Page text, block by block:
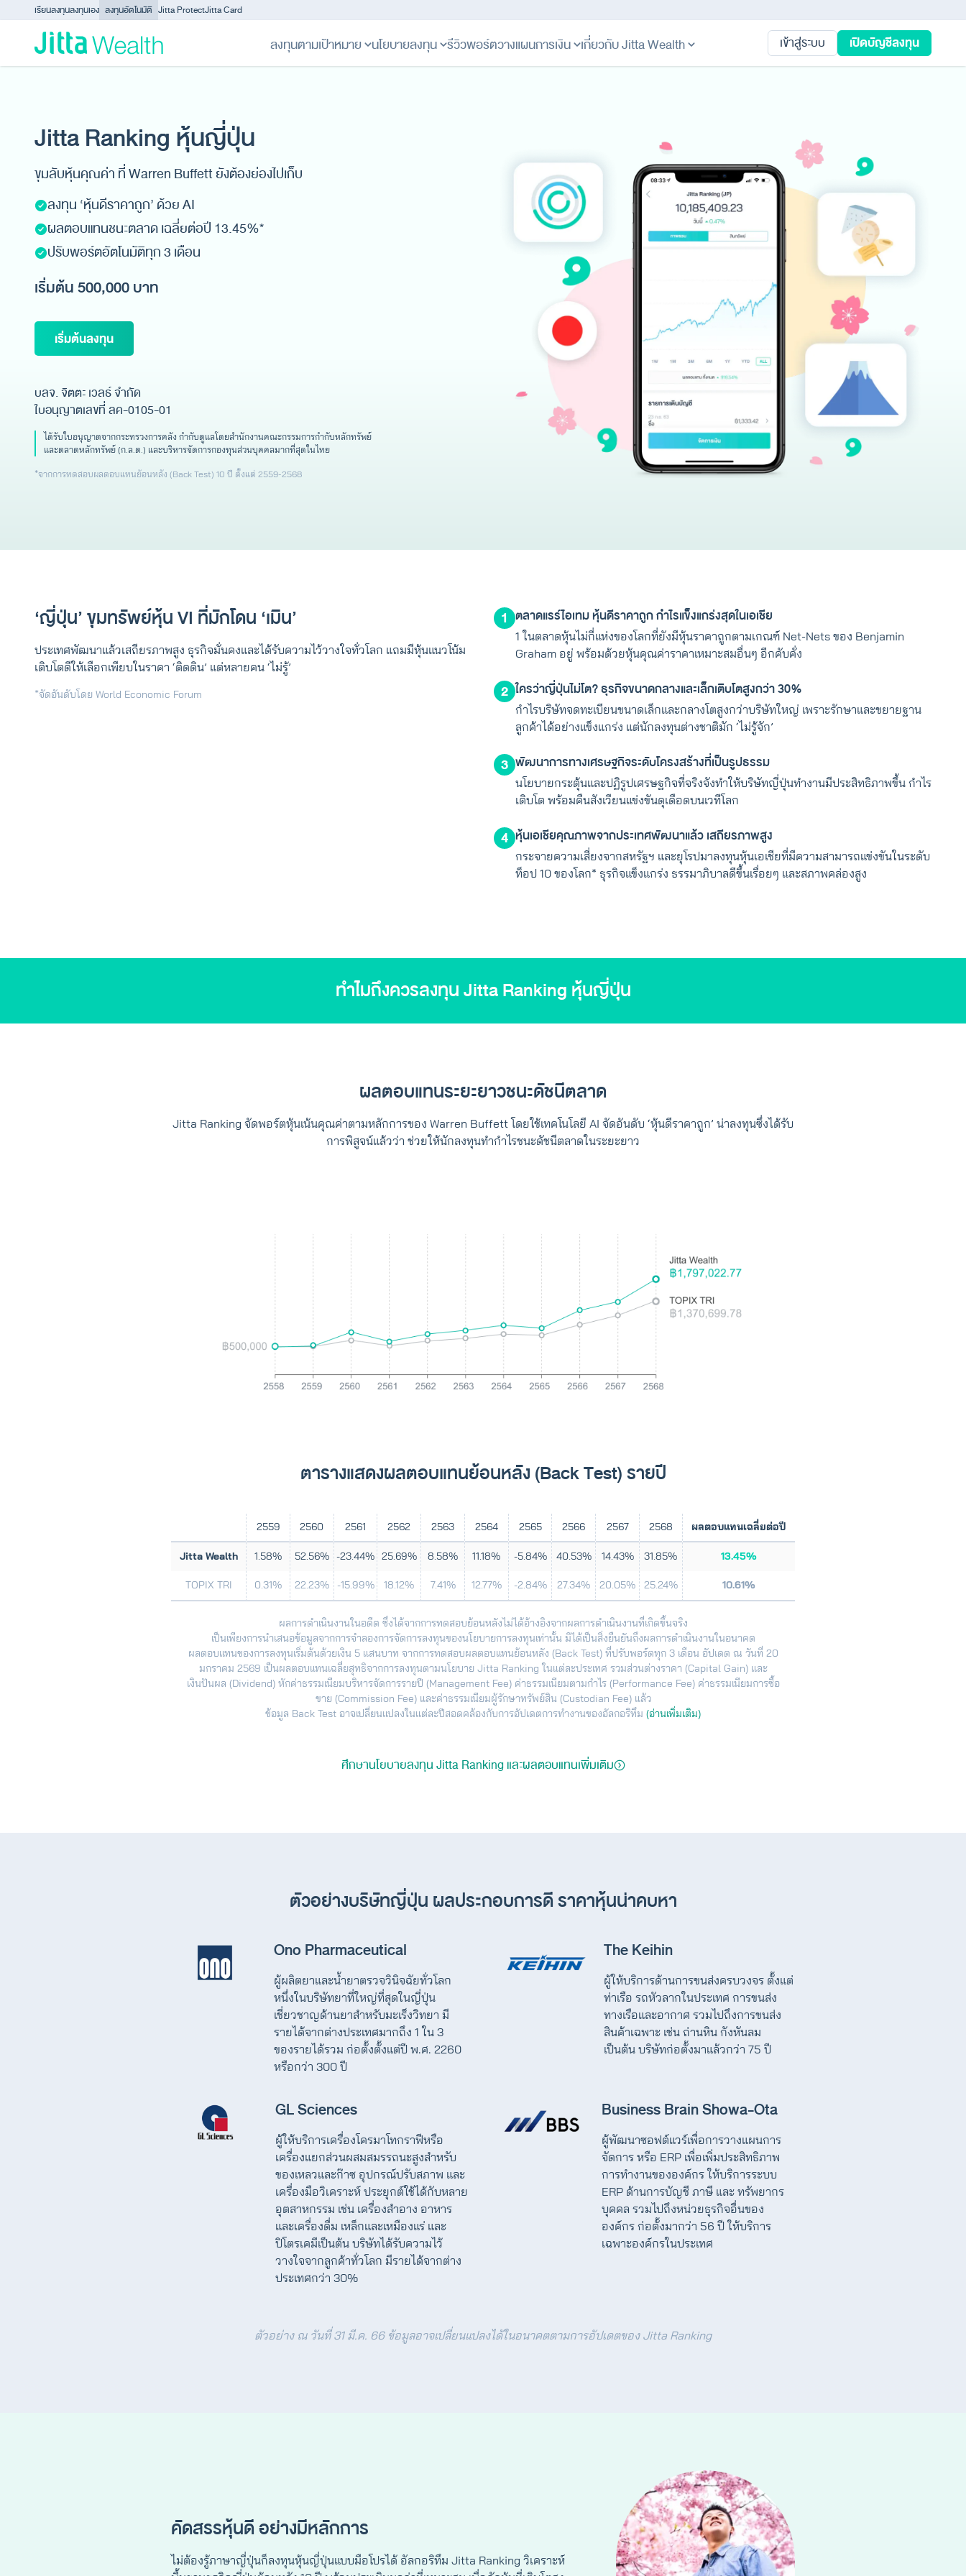
Skip to content - ข้ามไปที่เนื้อหา
เรียนลงทุนลงทุนเอง ลงทุนอัตโนมัติ Jitta ProtectJitta Card
ลงทุนตามเป้าหมาย นโยบายลงทุน รีวิวพอร์ตวางแผนการเงิน เกี่ยวกับ Jitta Wealth เข้าสู่ระบบ เปิดบัญชีลงทุน
Jitta Ranking หุ้นญี่ปุ่น
ขุมลับหุ้นคุณค่า ที่ Warren Buffett ยังต้องย่องไปเก็บ
ลงทุน ‘หุ้นดีราคาถูก’ ด้วย AI
ผลตอบแทนชนะตลาด เฉลี่ยต่อปี 13.45%*
ปรับพอร์ตอัตโนมัติทุก 3 เดือน
เริ่มต้น 500,000 บาท
เริ่มต้นลงทุน
บลจ. จิตตะ เวลธ์ จำกัด
ใบอนุญาตเลขที่ ลค-0105-01
ได้รับใบอนุญาตจากกระทรวงการคลัง กำกับดูแลโดยสำนักงานคณะกรรมการกำกับหลักทรัพย์
และตลาดหลักทรัพย์ (ก.ล.ต.) และบริหารจัดการกองทุนส่วนบุคคลมากที่สุดในไทย
*จากการทดสอบผลตอบแทนย้อนหลัง (Back Test) 10 ปี ตั้งแต่ 2559-2568
‘ญี่ปุ่น’ ขุมทรัพย์หุ้น VI ที่มักโดน ‘เมิน’
ประเทศพัฒนาแล้วเสถียรภาพสูง ธุรกิจมั่นคงและได้รับความไว้วางใจทั่วโลก แถมมีหุ้นแนวโน้ม
เติบโตดีให้เลือกเพียบในราคา ‘ติดดิน’ แต่หลายคน ‘ไม่รู้’
*จัดอันดับโดย World Economic Forum
1 ตลาดแรร์ไอเทม หุ้นดีราคาถูก กำไรแข็งแกร่งสุดในเอเชีย
1 ในตลาดหุ้นไม่กี่แห่งของโลกที่ยังมีหุ้นราคาถูกตามเกณฑ์ Net-Nets ของ Benjamin
Graham อยู่ พร้อมด้วยหุ้นคุณค่าราคาเหมาะสมอื่นๆ อีกคับคั่ง
2 ใครว่าญี่ปุ่นไม่โต? ธุรกิจขนาดกลางและเล็กเติบโตสูงกว่า 30%
กำไรบริษัทจดทะเบียนขนาดเล็กและกลางโตสูงกว่าบริษัทใหญ่ เพราะรักษาและขยายฐาน
ลูกค้าได้อย่างแข็งแกร่ง แต่นักลงทุนต่างชาติมัก ‘ไม่รู้จัก’
3 พัฒนาการทางเศรษฐกิจระดับโครงสร้างที่เป็นรูปธรรม
นโยบายกระตุ้นและปฏิรูปเศรษฐกิจที่จริงจังทำให้บริษัทญี่ปุ่นทำงานมีประสิทธิภาพขึ้น กำไร
เติบโต พร้อมคืนสังเวียนแข่งขันดุเดือดบนเวทีโลก
4 หุ้นเอเชียคุณภาพจากประเทศพัฒนาแล้ว เสถียรภาพสูง
กระจายความเสี่ยงจากสหรัฐฯ และยุโรปมาลงทุนหุ้นเอเชียที่มีความสามารถแข่งขันในระดับ
ท็อป 10 ของโลก* ธุรกิจแข็งแกร่ง ธรรมาภิบาลดีขึ้นเรื่อยๆ และสภาพคล่องสูง
ทำไมถึงควรลงทุน Jitta Ranking หุ้นญี่ปุ่น
ผลตอบแทนระยะยาวชนะดัชนีตลาด
Jitta Ranking จัดพอร์ตหุ้นเน้นคุณค่าตามหลักการของ Warren Buffett โดยใช้เทคโนโลยี AI จัดอันดับ ‘หุ้นดีราคาถูก’ น่าลงทุนซึ่งได้รับ
การพิสูจน์แล้วว่า ช่วยให้นักลงทุนทำกำไรชนะดัชนีตลาดในระยะยาว
ตารางแสดงผลตอบแทนย้อนหลัง (Back Test) รายปี
Jitta Wealth
TOPIX TRI
2559
1.58%
0.31%
2560
52.56%
22.23%
2561
-23.44%
-15.99%
2562
25.69%
18.12%
2563
8.58%
7.41%
2564
11.18%
12.77%
2565
-5.84%
-2.84%
2566
40.53%
27.34%
2567
14.43%
20.05%
2568
31.85%
25.24%
ผลตอบแทนเฉลี่ยต่อปี
13.45%
10.61%
ผลการดำเนินงานในอดีต ซึ่งได้จากการทดสอบย้อนหลังไม่ได้อ้างอิงจากผลการดำเนินงานที่เกิดขึ้นจริง
เป็นเพียงการนำเสนอข้อมูลจากการจำลองการจัดการลงทุนของนโยบายการลงทุนเท่านั้น มิได้เป็นสิ่งยืนยันถึงผลการดำเนินงานในอนาคต
ผลตอบแทนของการลงทุนเริ่มต้นด้วยเงิน 5 แสนบาท จากการทดสอบผลตอบแทนย้อนหลัง (Back Test) ที่ปรับพอร์ตทุก 3 เดือน อัปเดต ณ วันที่ 20
มกราคม 2569 เป็นผลตอบแทนเฉลี่ยสุทธิจากการลงทุนตามนโยบาย Jitta Ranking ในแต่ละประเทศ รวมส่วนต่างราคา (Capital Gain) และ
เงินปันผล (Dividend) หักค่าธรรมเนียมบริหารจัดการรายปี (Management Fee) ค่าธรรมเนียมตามกำไร (Performance Fee) ค่าธรรมเนียมการซื้อ
ขาย (Commission Fee) และค่าธรรมเนียมผู้รักษาทรัพย์สิน (Custodian Fee) แล้ว
ข้อมูล Back Test อาจเปลี่ยนแปลงในแต่ละปีสอดคล้องกับการอัปเดตการทำงานของอัลกอริทึม (อ่านเพิ่มเติม)
ศึกษานโยบายลงทุน Jitta Ranking และผลตอบแทนเพิ่มเติม
ตัวอย่างบริษัทญี่ปุ่น ผลประกอบการดี ราคาหุ้นน่าคบหา
Ono Pharmaceutical
ผู้ผลิตยาและน้ำยาตรวจวินิจฉัยทั่วโลก
หนึ่งในบริษัทยาที่ใหญ่ที่สุดในญี่ปุ่น
เชี่ยวชาญด้านยาสำหรับมะเร็งวิทยา มี
รายได้จากต่างประเทศมากถึง 1 ใน 3
ของรายได้รวม ก่อตั้งตั้งแต่ปี พ.ศ. 2260
หรือกว่า 300 ปี
The Keihin
ผู้ให้บริการด้านการขนส่งครบวงจร ตั้งแต่
ท่าเรือ รถหัวลากในประเทศ การขนส่ง
ทางเรือและอากาศ รวมไปถึงการขนส่ง
สินค้าเฉพาะ เช่น ถ่านหิน กังหันลม
เป็นต้น บริษัทก่อตั้งมาแล้วกว่า 75 ปี
GL Sciences
ผู้ให้บริการเครื่องโครมาโทกราฟีหรือ
เครื่องแยกส่วนผสมสมรรถนะสูงสำหรับ
ของเหลวและก๊าซ อุปกรณ์ปรับสภาพ และ
เครื่องมือวิเคราะห์ ประยุกต์ใช้ได้กับหลาย
อุตสาหกรรม เช่น เครื่องสำอาง อาหาร
และเครื่องดื่ม เหล็กและเหมืองแร่ และ
ปิโตรเคมีเป็นต้น บริษัทได้รับความไว้
วางใจจากลูกค้าทั่วโลก มีรายได้จากต่าง
ประเทศกว่า 30%
Business Brain Showa-Ota
ผู้พัฒนาซอฟต์แวร์เพื่อการวางแผนการ
จัดการ หรือ ERP เพื่อเพิ่มประสิทธิภาพ
การทำงานขององค์กร ให้บริการระบบ
ERP ด้านการบัญชี ภาษี และ ทรัพยากร
บุคคล รวมไปถึงหน่วยธุรกิจอื่นของ
องค์กร ก่อตั้งมากว่า 56 ปี ให้บริการ
เฉพาะองค์กรในประเทศ
ตัวอย่าง ณ วันที่ 31 มี.ค. 66 ข้อมูลอาจเปลี่ยนแปลงได้ในอนาคตตามการอัปเดตของ Jitta Ranking
คัดสรรหุ้นดี อย่างมีหลักการ
ไม่ต้องรู้ภาษาญี่ปุ่นก็ลงทุนหุ้นญี่ปุ่นแบบมือโปรได้ อัลกอริทึม Jitta Ranking วิเคราะห์